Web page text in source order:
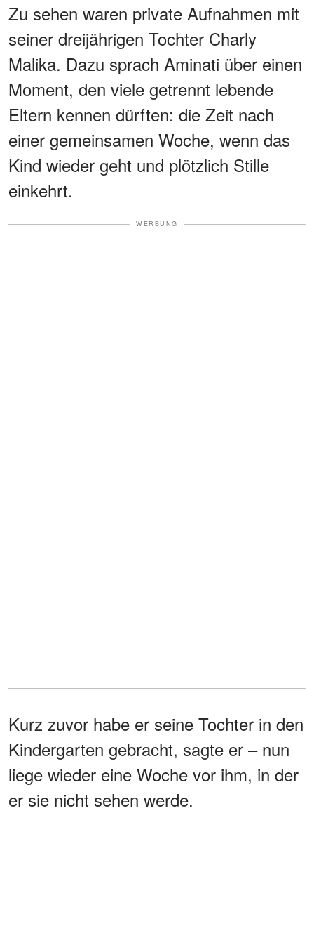
Zu sehen waren private Aufnahmen mit
seiner dreijährigen Tochter Charly
Malika. Dazu sprach Aminati über einen
Moment, den viele getrennt lebende
Eltern kennen dürften: die Zeit nach
einer gemeinsamen Woche, wenn das
Kind wieder geht und plötzlich Stille
einkehrt.
WERBUNG
Kurz zuvor habe er seine Tochter in den
Kindergarten gebracht, sagte er – nun
liege wieder eine Woche vor ihm, in der
er sie nicht sehen werde.